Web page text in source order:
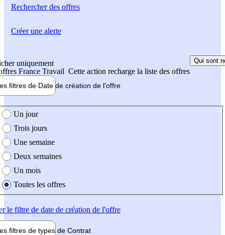
Rechercherdes offres
uniquement
France Travail Cette action recharge la liste des offres
Qui sont
filtres de Date de création de l'offre
création de l'offre
Un jour
Trois jours
Une semaine
Deux semaines
Un mois
Toutes les offres
le filtre de date de création de l'offre
filtres de types de Contrat
Créer une alerte